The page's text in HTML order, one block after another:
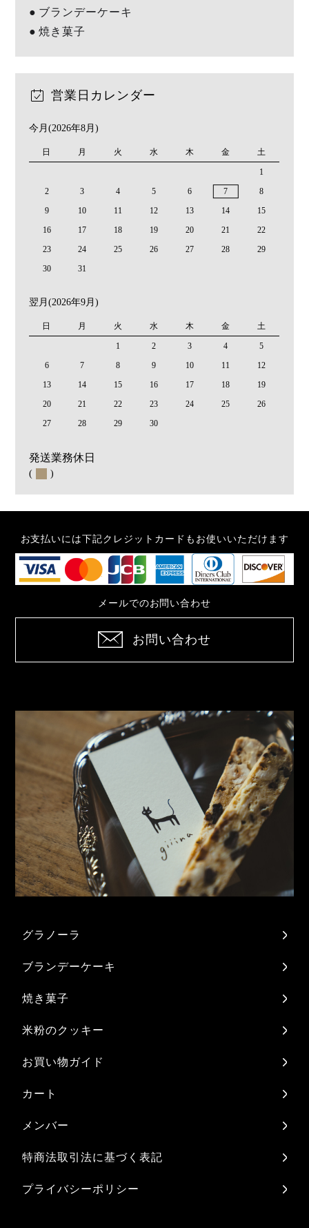
ブランデーケーキ
焼き菓子
営業日カレンダー
今月(2026年8月)
日 月 火 水 木 金 土
1
2
3 4 5 6 7
8
9
10 11 12 13 14
15
16
17 18 19 20 21
22
23
24 25 26 27 28
29
30
31
翌月(2026年9月)
日 月 火 水 木 金 土
1 2 3 4
5
6
7 8 9 10 11
12
13
14 15 16 17 18
19
20
21 22 23 24 25
26
27
28 29 30
発送業務休日
( )
お支払いには下記クレジットカードもお使いいただけます
メールでのお問い合わせ
お問い合わせ
グラノーラ
ブランデーケーキ
焼き菓子
米粉のクッキー
お買い物ガイド
カート
メンバー
特商法取引法に基づく表記
プライバシーポリシー